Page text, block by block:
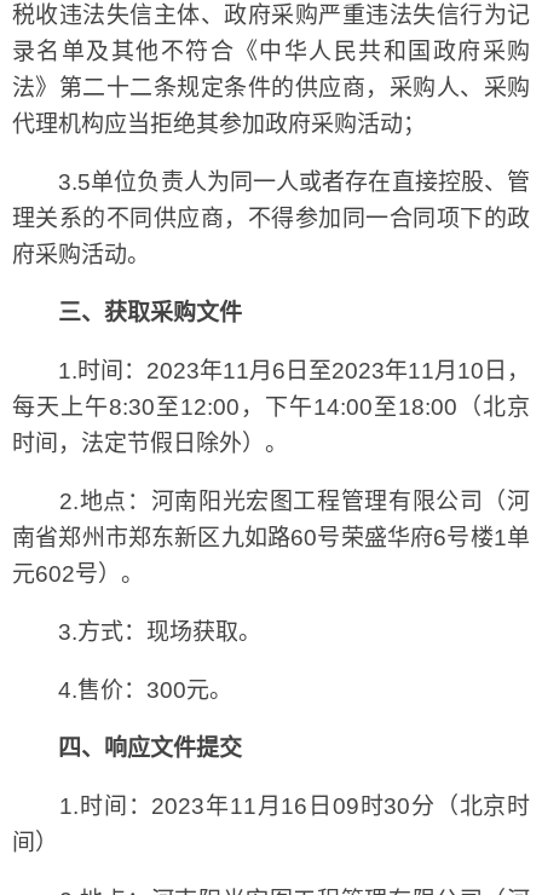
税收违法失信主体、政府采购严重违法失信行为记
录名单及其他不符合《中华人民共和国政府采购
法》第二十二条规定条件的供应商，采购人、采购
代理机构应当拒绝其参加政府采购活动；
3.5单位负责人为同一人或者存在直接控股、管
理关系的不同供应商，不得参加同一合同项下的政
府采购活动。
三、获取采购文件
1.时间：2023年11月6日至2023年11月10日，
每天上午8:30至12:00，下午14:00至18:00（北京
时间，法定节假日除外）。
2.地点：河南阳光宏图工程管理有限公司（河
南省郑州市郑东新区九如路60号荣盛华府6号楼1单
元602号）。
3.方式：现场获取。
4.售价：300元。
四、响应文件提交
1.时间：2023年11月16日09时30分（北京时
间）